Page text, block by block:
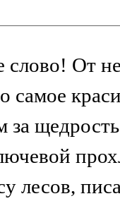
слово! От
самое
лесов,